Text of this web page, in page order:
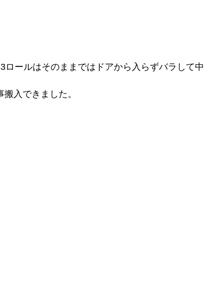
ロールはそのままではドアから入らずバラして
入できました。